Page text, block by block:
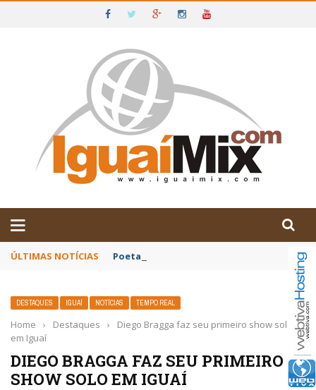
IGUAÍ E SUDOESTE DA BAHIA
ÚLTIMAS NOTÍCIAS Poetas baianos representam o Brasil no
DESTAQUES IGUAÍ NOTÍCIAS TEMPO REAL
Home › Destaques ›
Diego Bragga faz seu primeiro show solo
em Iguaí
DIEGO BRAGGA FAZ SEU PRIMEIRO
SHOW SOLO EM IGUAÍ